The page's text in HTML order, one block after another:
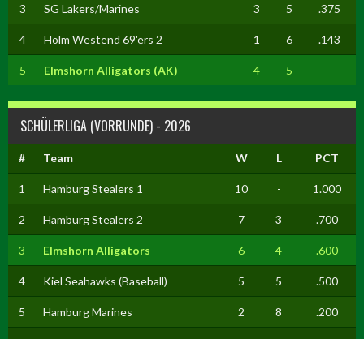
3 SG Lakers/Marines 3 5 .375
4 Holm Westend 69'ers 2 1 6 .143
5 Elmshorn Alligators (AK) 4 5
SCHÜLERLIGA (VORRUNDE) - 2026
# Team W L PCT
1 Hamburg Stealers 1 10 - 1.000
2 Hamburg Stealers 2 7 3 .700
3 Elmshorn Alligators 6 4 .600
4 Kiel Seahawks (Baseball) 5 5 .500
5 Hamburg Marines 2 8 .200